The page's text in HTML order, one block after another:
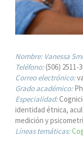
Nombre: Vanessa
Teléfono:(506) 2511-
Correo electrónico:
Grado académico:
Especialidad:
identidad étnica,
medición y
Líneas temáticas: